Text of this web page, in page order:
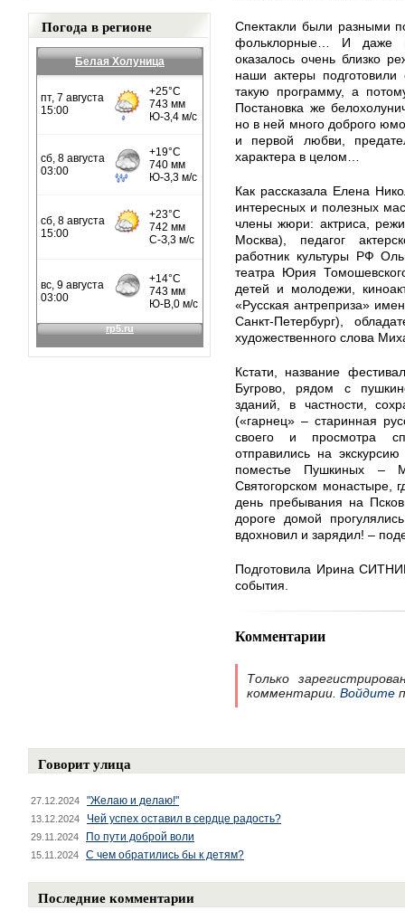
Погода в регионе
Белая Холуница
Спектакли были разными
фольклорные… И даже
оказалось очень близко
наши актеры
такую программу, а
Постановка же
но в ней много доброго
и первой любви,
характера в целом…
Как рассказала Елена
интересных и полезных
члены жюри: актриса,
Москва), педагог
работник культуры РФ
театра Юрия
детей и молодежи,
«Русская антреприза»
Санкт-Петербург),
художественного слова
Кстати, название
Бугрово, рядом с
зданий, в частности,
(«гарнец» – старинная
своего и просмотра
отправились на
поместье Пушкиных –
Святогорском монастыре,
день пребывания на
дороге домой
вдохновил и зарядил! –
Подготовила Ирина
события.
Комментарии
Только
комментарии. Войдите
Говорит улица
27.12.2024 "Желаю и делаю!"
13.12.2024 Чей успех оставил в сердце радость?
29.11.2024 По пути доброй воли
15.11.2024 С чем обратились бы к детям?
Последние комментарии